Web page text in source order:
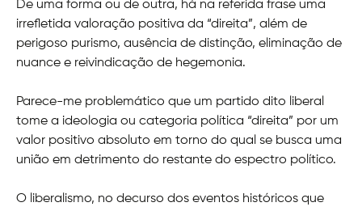
De uma forma ou de outra, há na referida frase uma
irrefletida valoração positiva da “direita”, além de
perigoso purismo, ausência de distinção, eliminação de
nuance e reivindicação de hegemonia.
Parece-me problemático que um partido dito liberal
tome a ideologia ou categoria política “direita” por um
valor positivo absoluto em torno do qual se busca uma
união em detrimento do restante do espectro político.
O liberalismo, no decurso dos eventos históricos que